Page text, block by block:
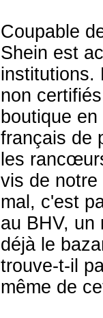
Coupable
Shein est
institutions.
non
boutique
français de
les
vis de
mal, c'est
au BHV, un
déjà le
trouve-t-il
même de